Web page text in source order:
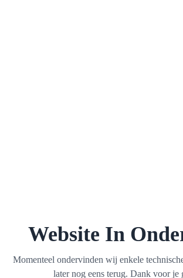
Website In
Momenteel ondervinden wij enkele
later nog eens terug. Dank voor je